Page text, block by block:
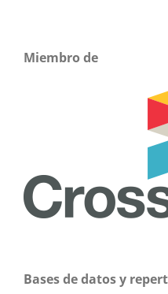
Miembro de
Bases de datos y